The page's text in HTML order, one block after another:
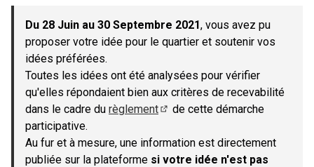
−
Du 28 Juin au 30 Septembre 2021, vous avez pu
proposer votre idée pour le quartier et soutenir vos
idées préférées.
Toutes les idées ont été analysées pour vérifier
qu'elles répondaient bien aux critères de recevabilité
dans le cadre du règlement
de cette démarche
participative.
Au fur et à mesure, une information est directement
publiée sur la plateforme si votre idée n'est pas